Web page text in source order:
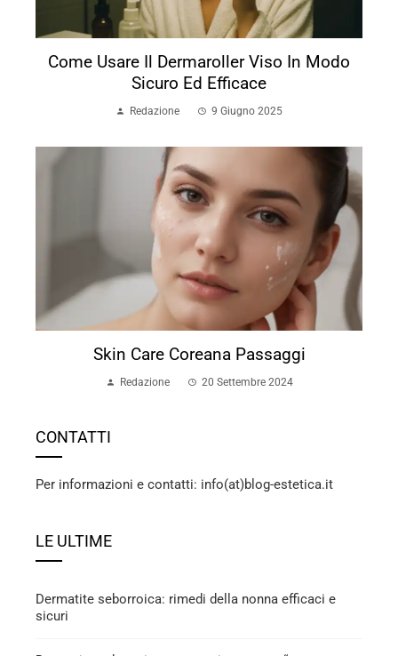
Come Usare Il Dermaroller Viso In Modo
Sicuro Ed Efficace
Redazione 9 Giugno 2025
Skin Care Coreana Passaggi
Redazione 20 Settembre 2024
CONTATTI
Per informazioni e contatti: info(at)blog-estetica.it
LE ULTIME
Dermatite seborroica: rimedi della nonna efficaci e
sicuri